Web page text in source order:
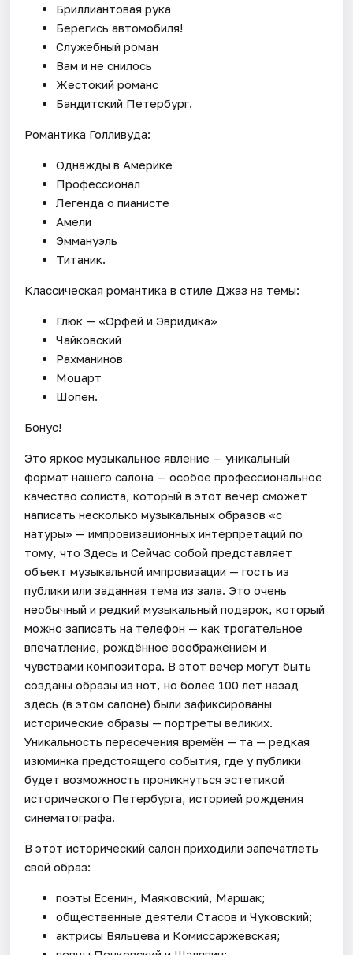
Бриллиантовая рука
Берегись автомобиля!
Служебный роман
Вам и не снилось
Жестокий романс
Бандитский Петербург.
Романтика Голливуда:
Однажды в Америке
Профессионал
Легенда о пианисте
Амели
Эммануэль
Титаник.
Классическая романтика в стиле Джаз на темы:
Глюк — «Орфей и Эвридика»
Чайковский
Рахманинов
Моцарт
Шопен.
Бонус!
Это яркое музыкальное явление — уникальный
формат нашего салона — особое профессиональное
качество солиста, который в этот вечер сможет
написать несколько музыкальных образов «с
натуры» — импровизационных интерпретаций по
тому, что Здесь и Сейчас собой представляет
объект музыкальной импровизации — гость из
публики или заданная тема из зала. Это очень
необычный и редкий музыкальный подарок, который
можно записать на телефон — как трогательное
впечатление, рождённое воображением и
чувствами композитора. В этот вечер могут быть
созданы образы из нот, но более 100 лет назад
здесь (в этом салоне) были зафиксированы
исторические образы — портреты великих.
Уникальность пересечения времён — та — редкая
изюминка предстоящего события, где у публики
будет возможность проникнуться эстетикой
исторического Петербурга, историей рождения
синематографа.
В этот исторический салон приходили запечатлеть
свой образ:
поэты Есенин, Маяковский, Маршак;
общественные деятели Стасов и Чуковский;
актрисы Вяльцева и Комиссаржевская;